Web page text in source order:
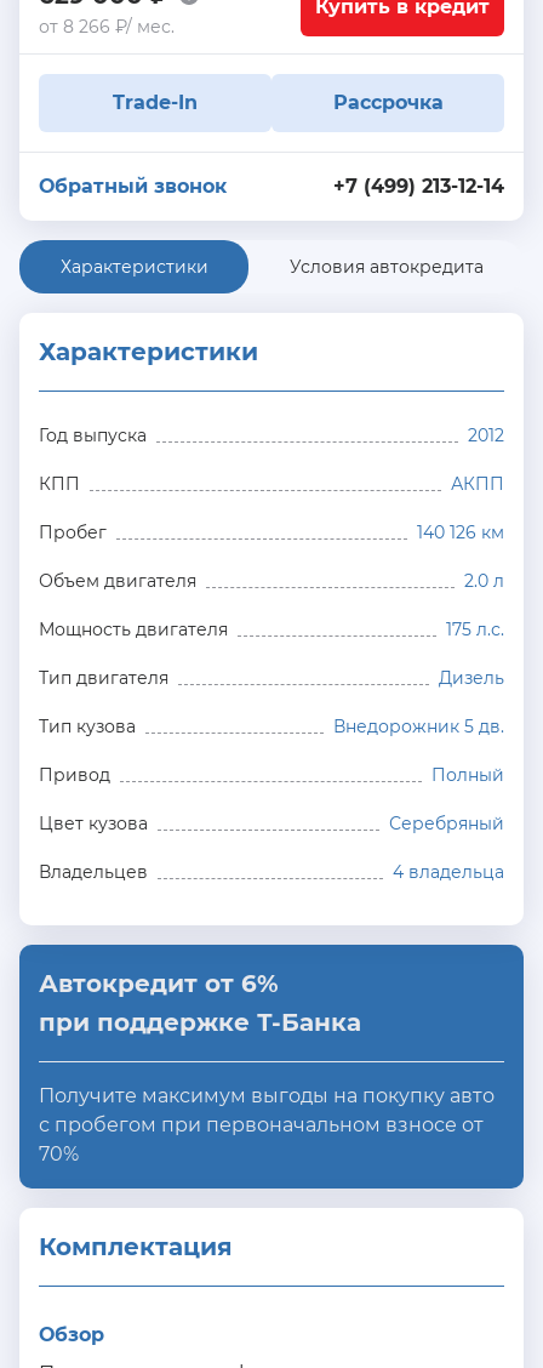
от 8 266 ₽/ мес.
Купить в кредит
Trade-In Рассрочка
+7 (499) 213-12-14
Обратный звонок
Характеристики Условия автокредита
Характеристики
Год выпуска 2012
КПП АКПП
Пробег 140 126 км
Объем двигателя 2.0 л
Мощность двигателя 175 л.с.
Тип двигателя Дизель
Тип кузова Внедорожник 5 дв.
Привод Полный
Цвет кузова Серебряный
Владельцев 4 владельца
Автокредит от 6%
при поддержке Т-Банка
Получите максимум выгоды на покупку авто
с пробегом при первоначальном взносе от
70%
Комплектация
Обзор